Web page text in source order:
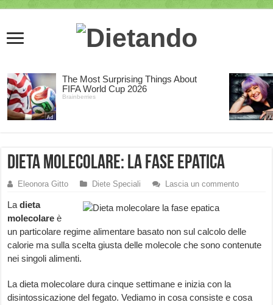
Dieta molecolare: la fase epatica
Eleonora Gitto Diete Speciali Lascia un commento
Ladieta
molecolare è
un particolare regime alimentare basato non sul calcolo delle
calorie ma sulla scelta giusta delle molecole che sono contenute
nei singoli alimenti.
La dieta molecolare dura cinque settimane e inizia con la
disintossicazione del fegato. Vediamo in cosa consiste e cosa